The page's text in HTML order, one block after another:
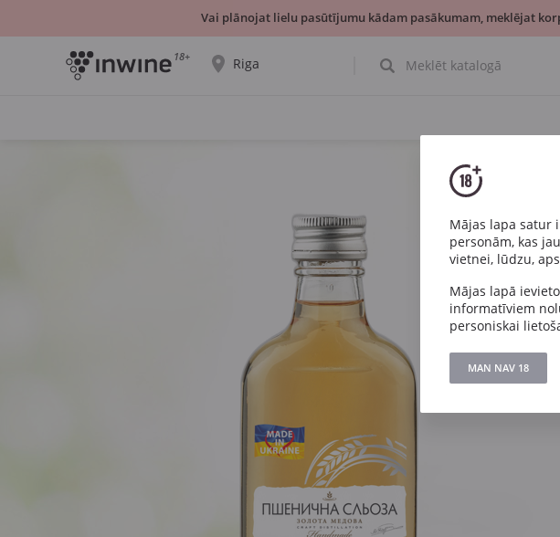
18+ Riga
Mājas lapa satur
personām, kas
vietnei, lūdzu,
Mājas lapā
informatīviem
personiskai
MAN NAV 18
Vai plānojat lielu pasūtījumu kādam pasākumam, meklējat